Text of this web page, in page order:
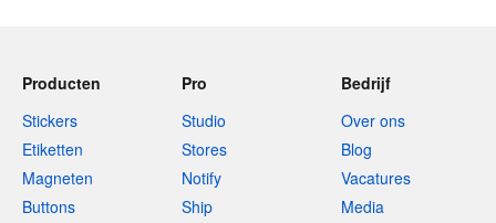
Producten
Stickers
Etiketten
Magneten
Buttons
Pro
Studio
Stores
Notify
Ship
Bedrijf
Over ons
Blog
Vacatures
Media